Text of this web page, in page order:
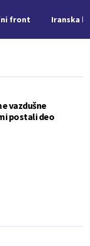
front Iranska
vazdušne
postali deo